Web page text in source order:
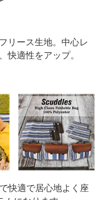
リース生地。中心レ
快適性をアップ。
快適で居心地よく座